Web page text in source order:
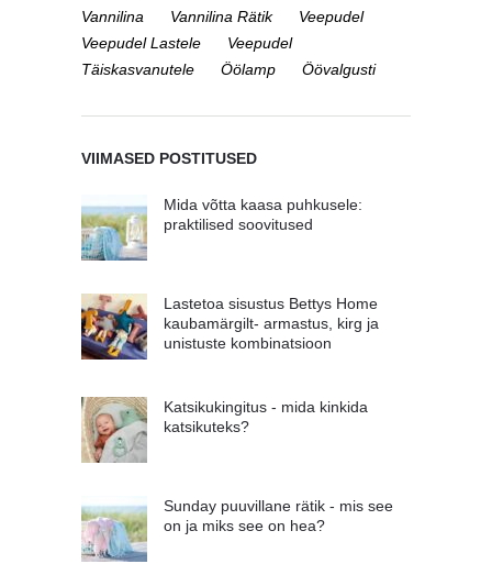
Vannilina
Vannilina Rätik
Veepudel
Veepudel Lastele
Veepudel
Täiskasvanutele
Öölamp Öövalgusti
VIIMASED POSTITUSED
Mida võtta kaasa puhkusele:
praktilised soovitused
Lastetoa sisustus Bettys Home
kaubamärgilt- armastus, kirg ja
unistuste kombinatsioon
Katsikukingitus - mida kinkida
katsikuteks?
Sunday puuvillane rätik - mis see
on ja miks see on hea?